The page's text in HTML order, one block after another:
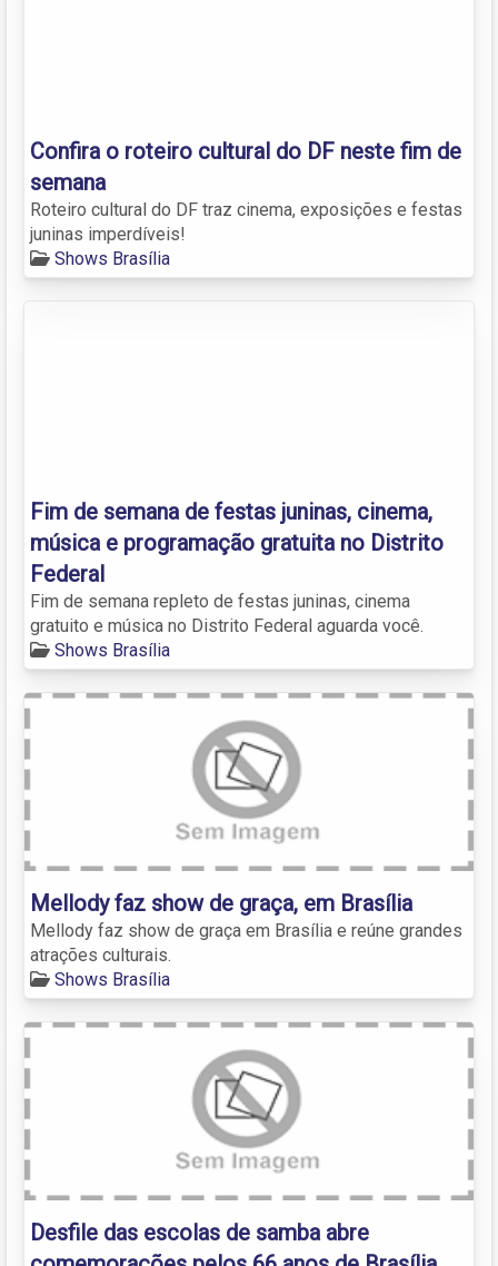
Confira o roteiro cultural do DF neste fim de
semana
Roteiro cultural do DF traz cinema, exposições e festas
juninas imperdíveis!
Shows Brasília
Fim de semana de festas juninas, cinema,
música e programação gratuita no Distrito
Federal
Fim de semana repleto de festas juninas, cinema
gratuito e música no Distrito Federal aguarda você.
Shows Brasília
Mellody faz show de graça, em Brasília
Mellody faz show de graça em Brasília e reúne grandes
atrações culturais.
Shows Brasília
Desfile das escolas de samba abre